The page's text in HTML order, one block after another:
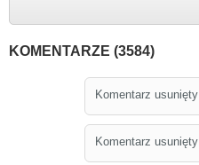
KOMENTARZE (3584)
Komentarz usunięty
Komentarz usunięty